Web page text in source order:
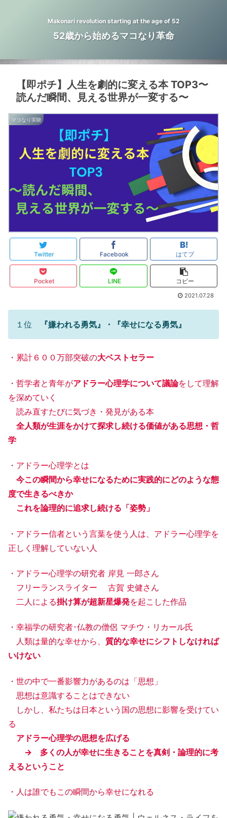
Makonari revolution starting at the age of 52
52歳から始めるマコなり革命
【即ポチ】人生を劇的に変える本 TOP3〜
読んだ瞬間、見える世界が一変する〜
マコなり実験
Twitter Facebook はてブ
Pocket LINE コピー
2021.07.28
１位 『嫌われる勇気』・『幸せになる勇気』
・累計６００万部突破の大ベストセラー
・哲学者と青年がアドラー心理学について議論をして理解
を深めていく
読み直すたびに気づき・発見がある本
全人類が生涯をかけて探求し続ける価値がある思想・哲
学
・アドラー心理学とは
今この瞬間から幸せになるために実践的にどのような態
度で生きるべきか
これを論理的に追求し続ける「姿勢」
・アドラー信者という言葉を使う人は、アドラー心理学を
正しく理解していない人
・アドラー心理学の研究者 岸見 一郎さん
フリーランスライター 古賀 史健さん
二人による掛け算が超新星爆発を起こした作品
・幸福学の研究者･仏教の僧侶 マチウ・リカール氏
人類は量的な幸せから、 質的な幸せにシフトしなければ
いけない
・世の中で一番影響力があるのは「思想」
思想は意識することはできない
しかし、私たちは日本という国の思想に影響を受けてい
る
アドラー心理学の思想を広げる
→ 多くの人が幸せに生きることを真剣・論理的に考
えるということ
・人は誰でもこの瞬間から幸せになれる